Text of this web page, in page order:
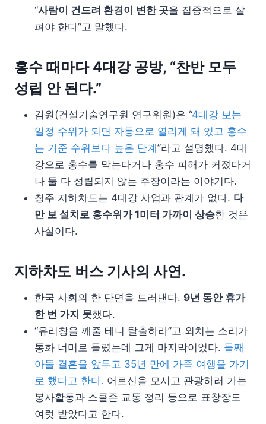
“사람이 건드려 환경이 변한 곳을 집중적으로 살
펴야 한다”고 말했다.
홍수 때마다 4대강 공방, “찬반 모두
성립 안 된다.”
김원(건설기술연구원 연구위원)은 “4대강 보는
일정 수위가 되면 자동으로 열리게 돼 있고 홍수
는 기준 수위보다 높은 단계”라고 설명했다. 4대
강으로 홍수를 막는다거나 홍수 피해가 커졌다거
나 둘 다 성립되지 않는 주장이라는 이야기다.
청주 지하차도는 4대강 사업과 관계가 없다. 다
만 보 설치로 홍수위가 1미터 가까이 상승한 것은
사실이다.
지하차도 버스 기사의 사연.
한국 사회의 한 단면을 드러낸다. 9년 동안 휴가
한 번 가지 못했다.
“유리창을 깨줄 테니 탈출하라”고 외치는 소리가
통화 너머로 들렸는데 그게 마지막이었다. 둘째
아들 결혼을 앞두고 35년 만에 가족 여행을 가기
로 했다고 한다. 어르신을 모시고 관광하러 가는
봉사활동과 스쿨존 교통 정리 등으로 표창장도
여럿 받았다고 한다.